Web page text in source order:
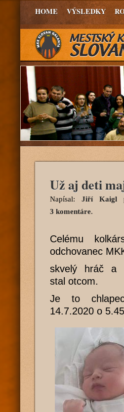
HOME VÝSLEDKY
Už aj deti
Napísal: Jiří Kaigl
3 komentáre.
Celému
odchovanec
skvelý hráč a
stal otcom.
Je to
14.7.2020 o 5.45